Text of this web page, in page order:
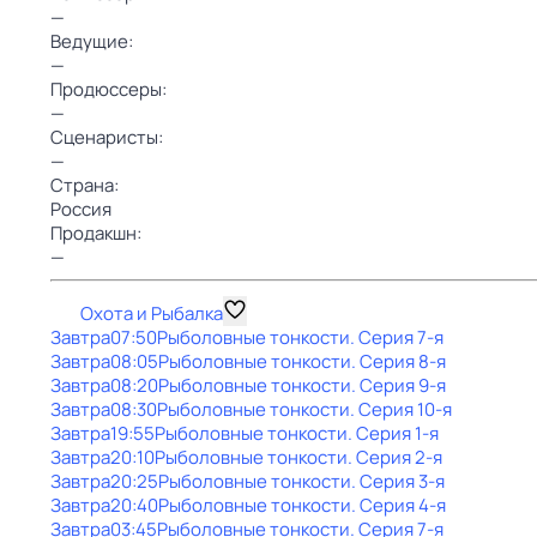
—
Ведущие:
—
Продюссеры:
—
Сценаристы:
—
Страна:
Россия
Продакшн:
—
Охота и Рыбалка
Завтра07:50Рыболовные тонкости. Серия 7-я
Завтра08:05Рыболовные тонкости. Серия 8-я
Завтра08:20Рыболовные тонкости. Серия 9-я
Завтра08:30Рыболовные тонкости. Серия 10-я
Завтра19:55Рыболовные тонкости. Серия 1-я
Завтра20:10Рыболовные тонкости. Серия 2-я
Завтра20:25Рыболовные тонкости. Серия 3-я
Завтра20:40Рыболовные тонкости. Серия 4-я
Завтра03:45Рыболовные тонкости. Серия 7-я